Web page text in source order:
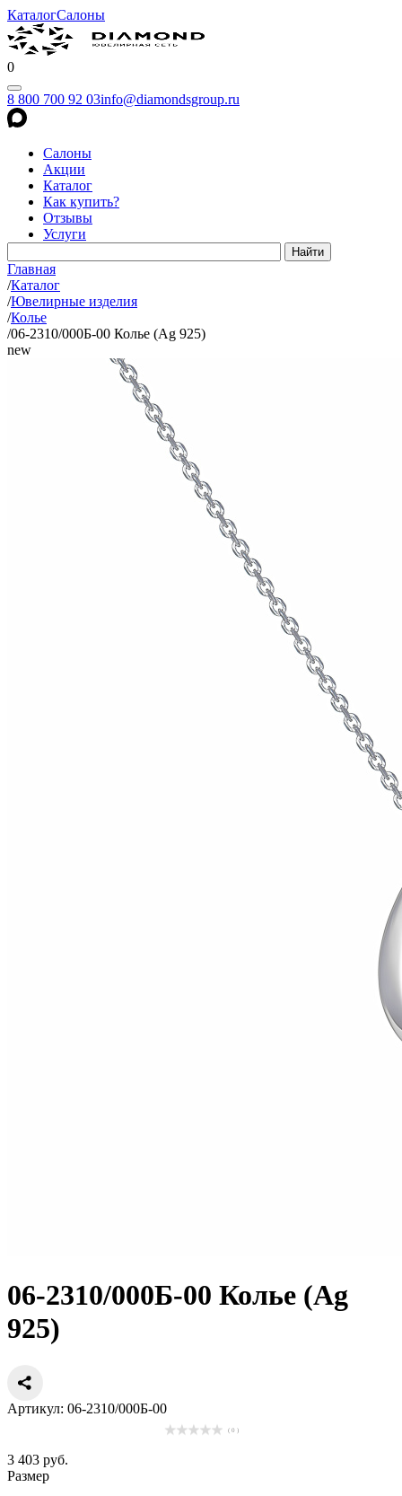
КаталогСалоны
0
8 800 700 92 03info@diamondsgroup.ru
Салоны
Акции
Каталог
Как купить?
Отзывы
Услуги
Главная
/Каталог
/Ювелирные изделия
/Колье
/06-2310/000Б-00 Колье (Ag 925)
new
06-2310/000Б-00 Колье (Ag
925)
Артикул: 06-2310/000Б-00
( 0 )
3 403 руб.
Размер